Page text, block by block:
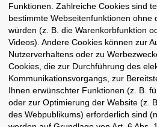
Funktionen. Zahlreiche Cookies sind
bestimmte Webseitenfunktionen ohne
würden (z. B. die Warenkorbfunktion
Videos). Andere Cookies können zur
Nutzerverhaltens oder zu
Cookies, die zur Durchführung des
Kommunikationsvorgangs, zur
Ihnen erwünschter Funktionen (z. B.
oder zur Optimierung der Website (z.
des Webpublikums) erforderlich sind